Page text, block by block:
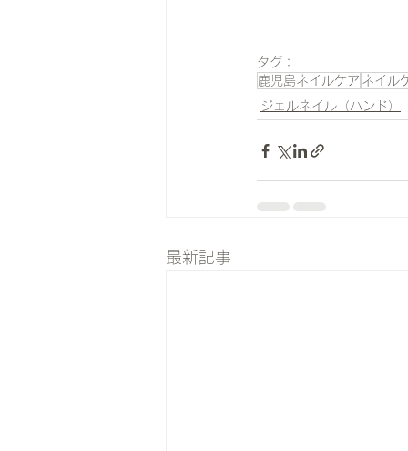
タグ：
鹿児島ネイルケア ネイル
ジェルネイル（ハンド）
最新記事